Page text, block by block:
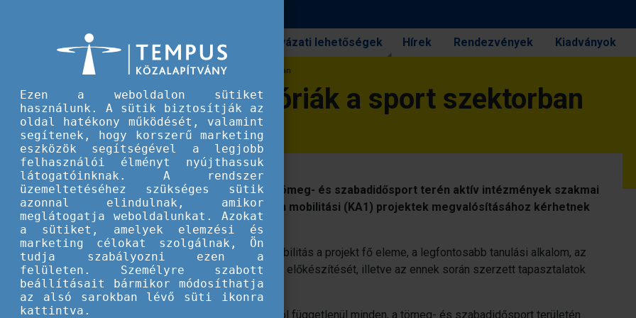
Pályázati lehetőségek Hírek Rendezvények Kiadványok
Pályázati kategóriák a sport szektorban
Pályázati kategóriák a sport szektorban
Az Erasmus+ program keretében a tömeg- és szabadidősport terén aktív intézmények szakmai
fejlesztési céljaik elérése érdekében mobilitási (KA1) projektek megvalósításához kérhetnek
támogatást.
A mobilitási pályázatokban a külföldi mobilitás a projekt fő eleme, a legfontosabb tanulási alkalom, az
összes többi projekttevékenység ennek előkészítését, illetve az ennek során szerzett tapasztalatok
hasznosítását és terjesztését szolgálja.
Tapasztalattól és szervezeti kapacitástól függetlenül minden, a tömeg- és szabadidősport területén
Ezen a weboldalon sütiket
használunk. A sütik biztosítják az
oldal hatékony működését, valamint
segítenek, hogy korszerű marketing
eszközök segítségével a legjobb
felhasználói élményt nyújthassuk
látogatóinknak. A rendszer
üzemeltetéséhez szükséges sütik
azonnal elindulnak, amikor
meglátogatja weboldalunkat. Azokat
a sütiket, amelyek elemzési és
marketing célokat szolgálnak, Ön
tudja szabályozni ezen a
felületen. Személyre szabott
beállításait bármikor módosíthatja
az alsó sarokban lévő süti ikonra
kattintva.